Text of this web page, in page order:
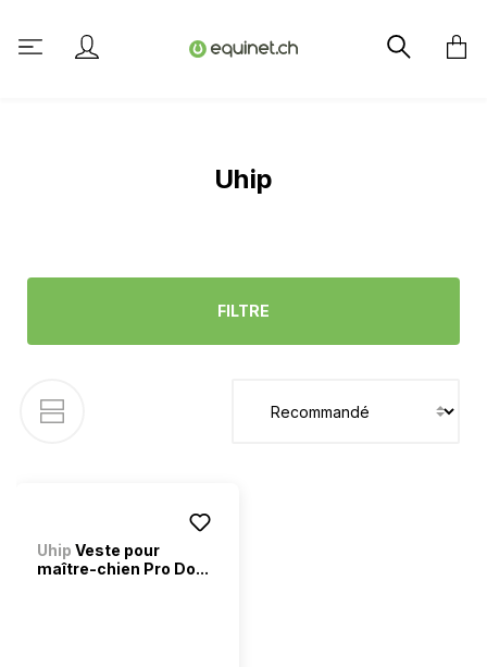
Uhip
FILTRE
Uhip Veste pour
maître-chien Pro Do...